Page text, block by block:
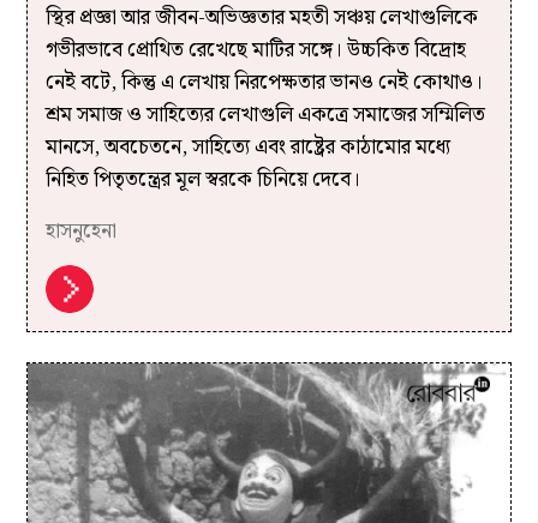
স্থির প্রজ্ঞা আর জীবন-অভিজ্ঞতার মহতী সঞ্চয় লেখাগুলিকে
গভীরভাবে প্রোথিত রেখেছে মাটির সঙ্গে। উচ্চকিত বিদ্রোহ
নেই বটে, কিন্তু এ লেখায় নিরপেক্ষতার ভানও নেই কোথাও।
শ্রম সমাজ ও সাহিত্যের লেখাগুলি একত্রে সমাজের সম্মিলিত
মানসে, অবচেতনে, সাহিত্যে এবং রাষ্ট্রের কাঠামোর মধ্যে
নিহিত পিতৃতন্ত্রের মূল স্বরকে চিনিয়ে দেবে।
হাসনুহেনা